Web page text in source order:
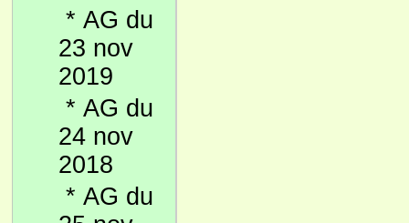
* AG du
23 nov
2019
* AG du
24 nov
2018
* AG du